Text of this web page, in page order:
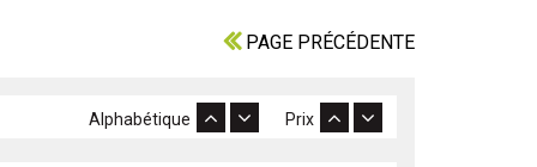
PAGE PRÉCÉDENTE
Prix
Alphabétique